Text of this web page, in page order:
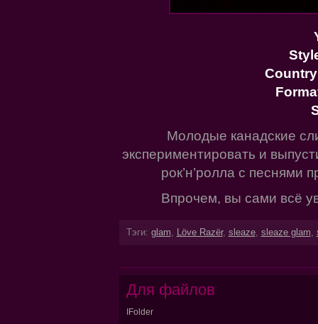
Молодые канадские
экспериментировать и
рок’н’ролла с песнями
Впрочем, вы сами всё
Тэги: glam, Löve Razër, sleaze, sleaze glam,
Для файлов
IFolder